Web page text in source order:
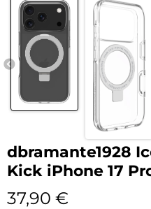
dbramante1928
Kick iPhone 17
37,90 €